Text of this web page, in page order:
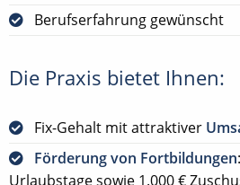
Berufserfahrung gewünscht
Die Praxis bietet Ihnen:
Fix-Gehalt mit attraktiver
Förderung von Fortbildungen
Urlaubstage sowie 1.000 €